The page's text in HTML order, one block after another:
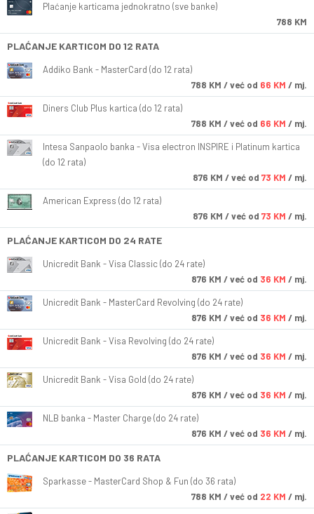
Plaćanje karticama jednokratno (sve banke)
788 KM
PLAĆANJE KARTICOM DO 12 RATA
Addiko Bank - MasterCard (do 12 rata)
788 KM / već od 66 KM / mj.
Diners Club Plus kartica (do 12 rata)
788 KM / već od 66 KM / mj.
Intesa Sanpaolo banka - Visa electron INSPIRE i Platinum kartica
(do 12 rata)
876 KM / već od 73 KM / mj.
American Express (do 12 rata)
876 KM / već od 73 KM / mj.
PLAĆANJE KARTICOM DO 24 RATE
Unicredit Bank - Visa Classic (do 24 rate)
876 KM / već od 36 KM / mj.
Unicredit Bank - MasterCard Revolving (do 24 rate)
876 KM / već od 36 KM / mj.
Unicredit Bank - Visa Revolving (do 24 rate)
876 KM / već od 36 KM / mj.
Unicredit Bank - Visa Gold (do 24 rate)
876 KM / već od 36 KM / mj.
NLB banka - Master Charge (do 24 rate)
876 KM / već od 36 KM / mj.
PLAĆANJE KARTICOM DO 36 RATA
Sparkasse - MasterCard Shop & Fun (do 36 rata)
788 KM / već od 22 KM / mj.